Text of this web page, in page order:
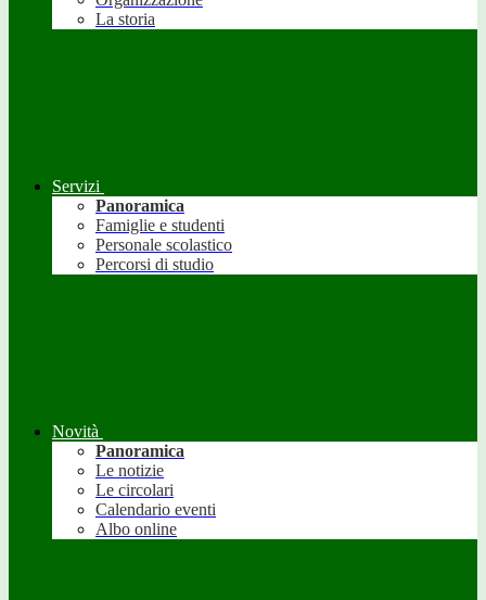
La storia
Servizi
Panoramica
Famiglie e studenti
Personale scolastico
Percorsi di studio
Novità
Panoramica
Le notizie
Le circolari
Calendario eventi
Albo online